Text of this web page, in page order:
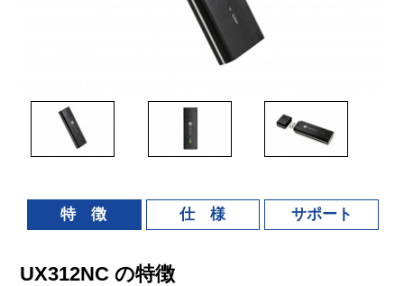
特 徴 仕 様 サポート
UX312NC の特徴